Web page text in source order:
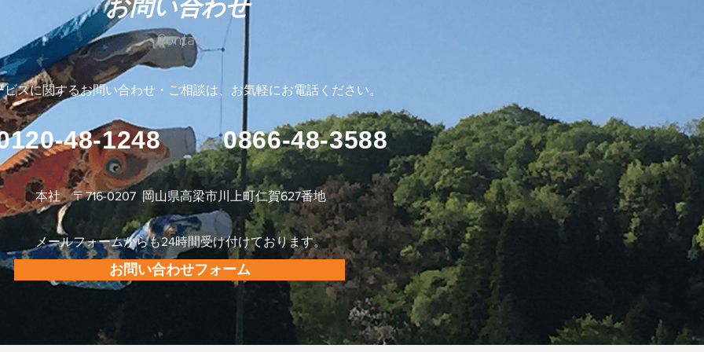
お問い合わせ
Contact
ビスに関するお問い合わせ・ご相談は、お気軽にお電話ください。
48-1248 0866-48-3588
本社 〒716-0207 岡山県高梁市川上町仁賀627番地
メールフォームからも24時間受け付けております。
お問い合わせフォーム